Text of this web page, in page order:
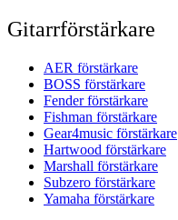
Gitarrförstärkare
AER förstärkare
BOSS förstärkare
Fender förstärkare
Fishman förstärkare
Gear4music förstärkare
Hartwood förstärkare
Marshall förstärkare
Subzero förstärkare
Yamaha förstärkare